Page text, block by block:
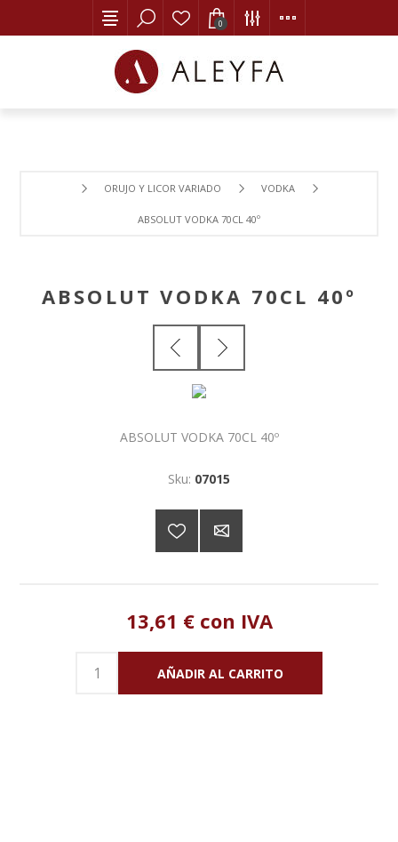
0
ORUJO Y LICOR VARIADO VODKA
ABSOLUT VODKA 70CL 40º
ABSOLUT VODKA 70CL 40º
ABSOLUT VODKA 70CL 40º
Sku: 07015
13,61 € con IVA